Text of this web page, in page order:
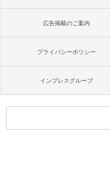
広告掲載のご案内
プライバシーポリシー
インプレスグループ